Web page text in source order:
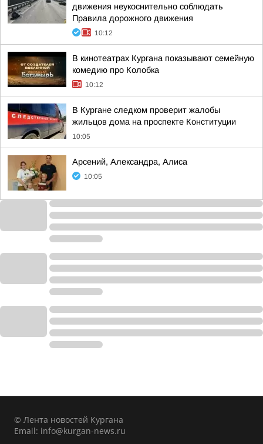
движения неукоснительно соблюдать
Правила дорожного движения
10:12
В кинотеатрах Кургана показывают семейную
комедию про Колобка
10:12
В Кургане следком проверит жалобы
жильцов дома на проспекте Конституции
10:05
Арсений, Александра, Алиса
10:05
© Лента новостей Кургана
Email: info@kurgan-news.ru